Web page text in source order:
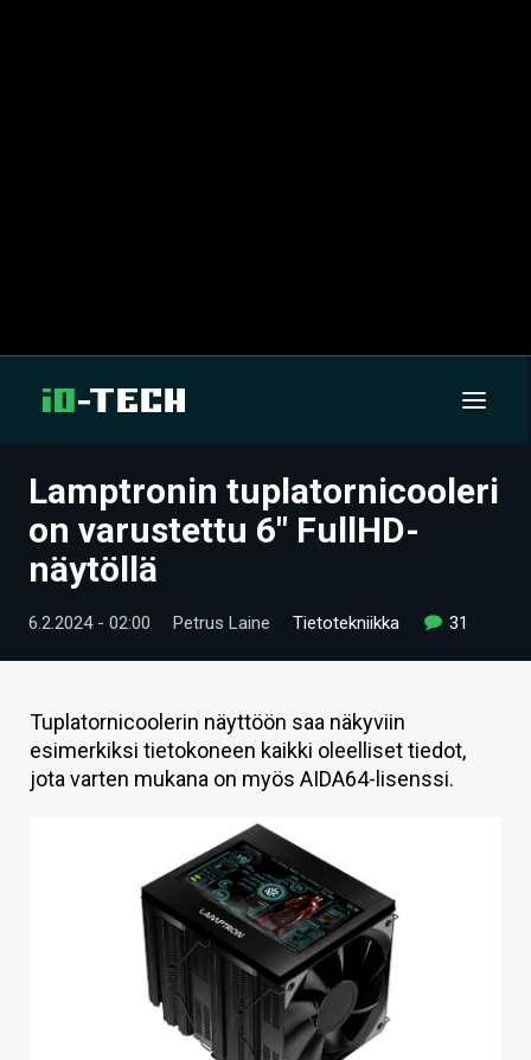
UUTISET
ARTIKKELIT
VIDEOT
TECHBBS
TIETOA
HINTA.FI
Lamptronin tuplatornicooleri
on varustettu 6″ FullHD-
näytöllä
6.2.2024 - 02:00 Petrus Laine Tietotekniikka 31
Tuplatornicoolerin näyttöön saa näkyviin
esimerkiksi tietokoneen kaikki oleelliset tiedot,
jota varten mukana on myös AIDA64-lisenssi.